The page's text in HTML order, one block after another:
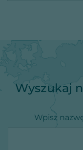
Wtorek
09:00 -
Czwartek
Wyszukaj
Wpisz